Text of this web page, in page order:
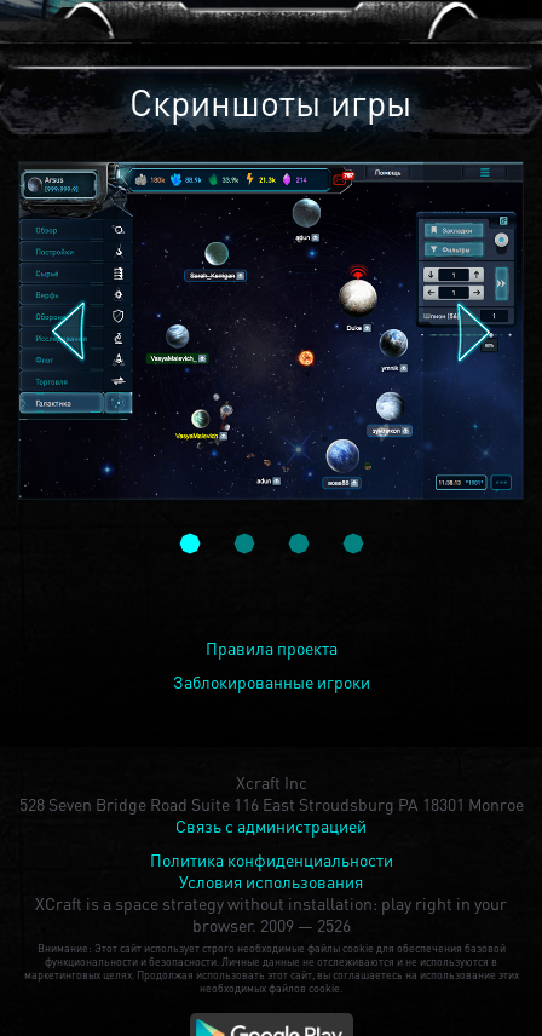
Скриншоты игры
Правила проекта
Заблокированные игроки
Xcraft Inc
528 Seven Bridge Road Suite 116 East Stroudsburg PA 18301 Monroe
Связь с администрацией
Политика конфиденциальности
Условия использования
XCraft is a space strategy without installation: play right in your
browser. 2009 — 2526
Внимание: Этот сайт использует строго необходимые файлы cookie для обеспечения базовой
функциональности и безопасности. Личные данные не отслеживаются и не используются в
маркетинговых целях. Продолжая использовать этот сайт, вы соглашаетесь на использование этих
необходимых файлов cookie.